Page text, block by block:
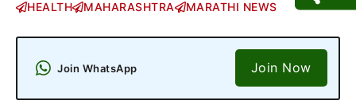
HEALTH MAHARASHTRA MARATHI NEWS
Join WhatsApp Join Now